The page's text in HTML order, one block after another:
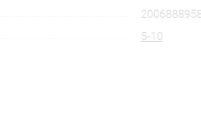
5-10